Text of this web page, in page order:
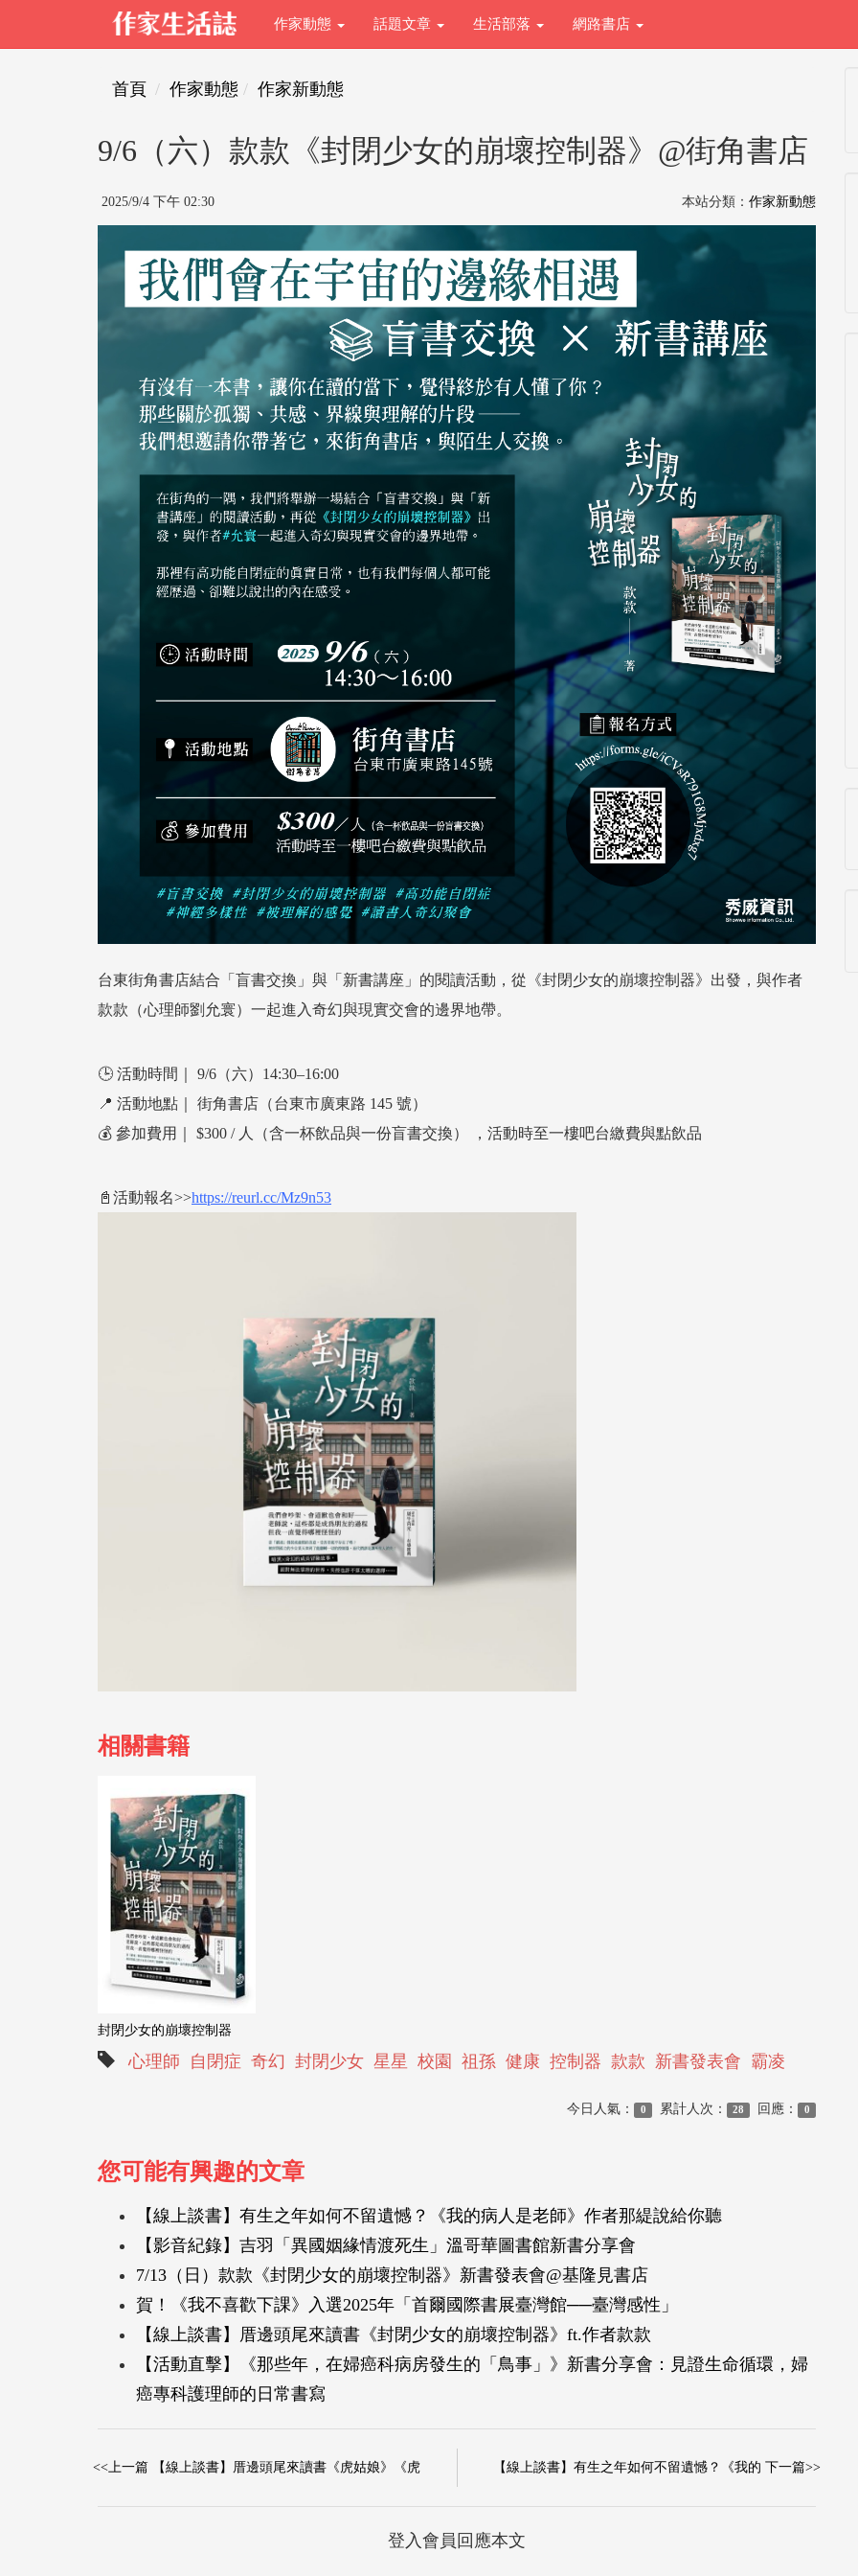
作家動態 話題文章 生活部落 網路書店
首頁 作家動態 作家新動態
9/6（六）款款《封閉少女的崩壞控制器》@街角書店
2025/9/4 下午 02:30 本站分類： 作家新動態
台東街角書店結合「盲書交換」與「新書講座」的閱讀活動，從《封閉少女的崩壞控制器》出發，與作者
款款（心理師劉允寰）一起進入奇幻與現實交會的邊界地帶。
🕒 活動時間｜ 9/6（六）14:30–16:00
📍 活動地點｜ 街角書店（台東市廣東路 145 號）
💰 參加費用｜ $300 / 人（含一杯飲品與一份盲書交換） ，活動時至一樓吧台繳費與點飲品
📓活動報名>>https://reurl.cc/Mz9n53
相關書籍
封閉少女的崩壞控制器
心理師 自閉症 奇幻 封閉少女 星星 校園 祖孫 健康 控制器 款款 新書發表會 霸凌
今日人氣： 0 累計人次： 28 回應： 0
您可能有興趣的文章
【線上談書】有生之年如何不留遺憾？《我的病人是老師》作者那緹說給你聽
【影音紀錄】吉羽「異國姻緣情渡死生」溫哥華圖書館新書分享會
7/13（日）款款《封閉少女的崩壞控制器》新書發表會@基隆見書店
賀！《我不喜歡下課》入選2025年「首爾國際書展臺灣館──臺灣感性」
【線上談書】厝邊頭尾來讀書《封閉少女的崩壞控制器》ft.作者款款
【活動直擊】《那些年，在婦癌科病房發生的「鳥事」》新書分享會：見證生命循環，婦
癌專科護理師的日常書寫
<<上一篇 【線上談書】厝邊頭尾來讀書《虎姑娘》《虎 【線上談書】有生之年如何不留遺憾？《我的 下一篇>>
登入會員回應本文